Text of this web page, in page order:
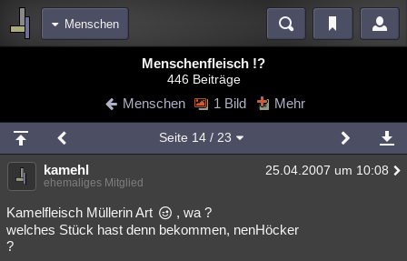
Menschen
Blogs Videos
Chat Wiki Neuigkeiten
meine Rubriken
Menschen Mystery Kriminalfälle
Spiritualität Verschwörungen
Menschenfleisch !?
446 Beiträge
Menschen 1 Bild Mehr
Seite 14/ 23
kamehl 25.04.2007 um 10:08
ehemaliges Mitglied
Kamelfleisch Müllerin Art
, wa ?
welches Stück hast denn bekommen, nenHöcker
?